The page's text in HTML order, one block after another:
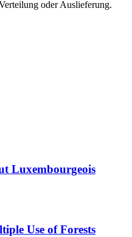
oder Auslieferung.
Luxembourgeois
Use of Forests